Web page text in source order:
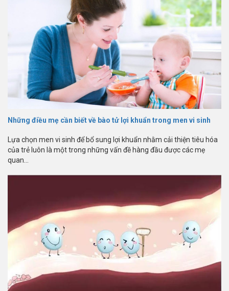
Những điều mẹ cần biết về bào tử lợi khuẩn trong men vi sinh
Lựa chọn men vi sinh để bổ sung lợi khuẩn nhằm cải thiện tiêu hóa
của trẻ luôn là một trong những vấn đề hàng đầu được các mẹ
quan...